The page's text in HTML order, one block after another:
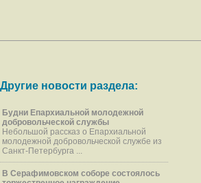
Другие новости раздела:
Будни Епархиальной молодежной
добровольческой службы
Небольшой рассказ о Епархиальной
молодежной добровольческой службе из
Санкт-Петербурга ...
В Серафимовском соборе состоялось